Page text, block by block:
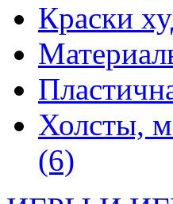
Краски
Холсты,
(6)